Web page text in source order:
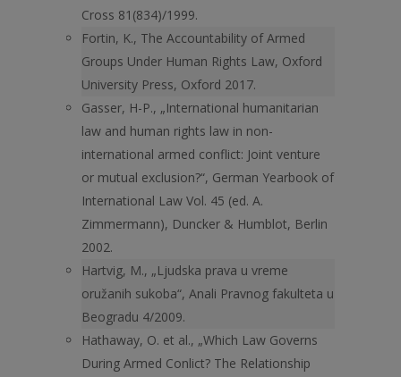
Cross 81(834)/1999.
Fortin, K., The Accountability of Armed
Groups Under Human Rights Law, Oxford
University Press, Oxford 2017.
Gasser, H-P., „International humanitarian
law and human rights law in non-
international armed conflict: Joint venture
or mutual exclusion?“, German Yearbook of
International Law Vol. 45 (ed. A.
Zimmermann), Duncker & Humblot, Berlin
2002.
Hartvig, M., „Ljudska prava u vreme
oružanih sukoba“, Anali Pravnog fakulteta u
Beogradu 4/2009.
Hathaway, O. et al., „Which Law Governs
During Armed Conlict? The Relationship